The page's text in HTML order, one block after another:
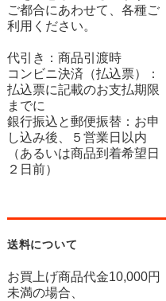
ご都合にあわせて、各種ご
利用ください。
代引き：商品引渡時
コンビニ決済（払込票）：
払込票に記載のお支払期限
までに
銀行振込と郵便振替：お申
し込み後、５営業日以内
（あるいは商品到着希望日
２日前）
送料について
お買上げ商品代金10,000円
未満の場合、